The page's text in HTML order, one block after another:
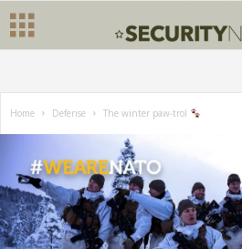
Home Defense The winter paw-trol